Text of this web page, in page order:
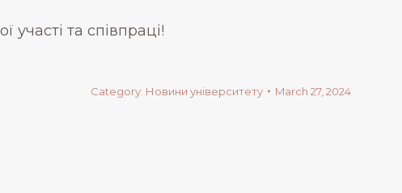
та співпраці!
Category: Новини університету March 27, 2024